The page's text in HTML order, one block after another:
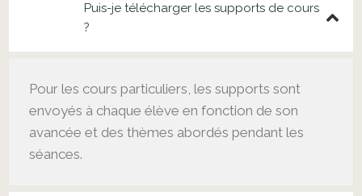
Puis-je télécharger les supports de cours
?
Pour les cours particuliers, les supports sont
envoyés à chaque élève en fonction de son
avancée et des thèmes abordés pendant les
séances.